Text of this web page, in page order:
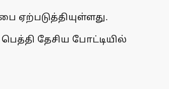
ஏற்படுத்தியுள்ளது.
தேசிய போட்டியில்